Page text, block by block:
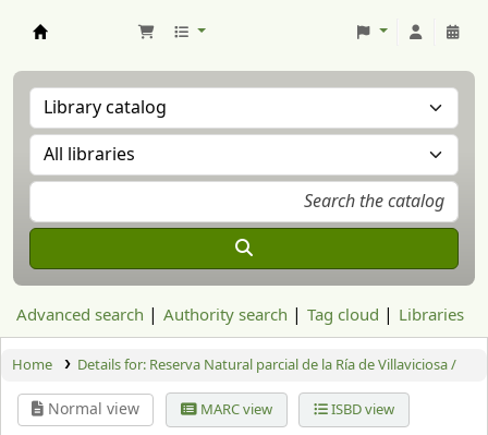
Advanced search Authority search Tag cloud Libraries
Home Details for: Reserva Natural parcial de la Ría de Villaviciosa /
Normal view MARC view ISBD view